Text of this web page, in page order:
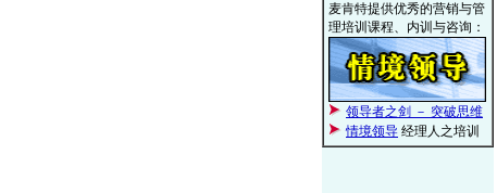
麦肯特提供优秀的营销与管
理培训课程、内训与咨询：
领导者之剑 － 突破思维
情境领导 经理人之培训